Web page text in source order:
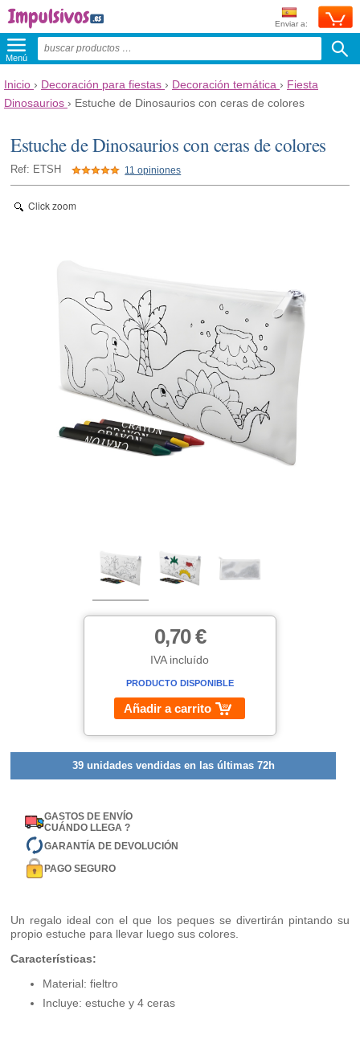
Enviar a:
Menú
Inicio › Decoración para fiestas › Decoración temática › Fiesta
Dinosaurios › Estuche de Dinosaurios con ceras de colores
Estuche de Dinosaurios con ceras de colores
Ref: ETSH 11 opiniones
Click zoom
0,70 €
IVA incluído
PRODUCTO DISPONIBLE
Añadir a carrito
39 unidades vendidas en las últimas 72h
GASTOS DE ENVÍO
CUÁNDO LLEGA ?
GARANTÍA DE DEVOLUCIÓN
PAGO SEGURO
Un regalo ideal con el que los peques se divertirán pintando su
propio estuche para llevar luego sus colores.
Características:
Material: fieltro
Incluye: estuche y 4 ceras